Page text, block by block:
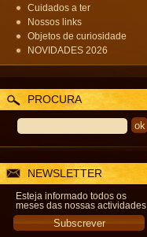
Cuidados a ter
Nossos links
Objetos de curiosidade
NOVIDADES 2026
PROCURA
NEWSLETTER
Esteja informado todos os
meses das nossas actividades